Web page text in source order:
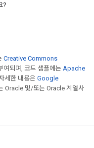
?
Creative Commons
여되며, 코드 샘플에는 Apache
세한 내용은 Google
Oracle 및/또는 Oracle 계열사